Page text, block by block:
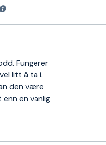
Fungerer
litt å ta i.
den være
en vanlig